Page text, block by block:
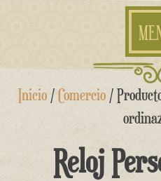
saltar
Inicio /Comercio /
Reloj